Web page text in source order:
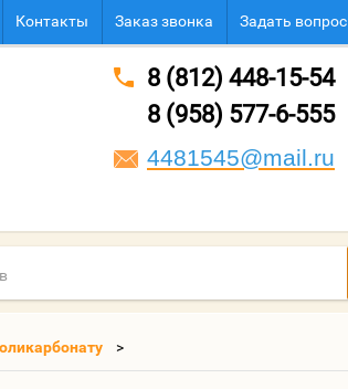
Контакты Заказ звонка Задать вопрос
8 (812) 448-15-54
8 (958) 577-6-555
4481545@mail.ru